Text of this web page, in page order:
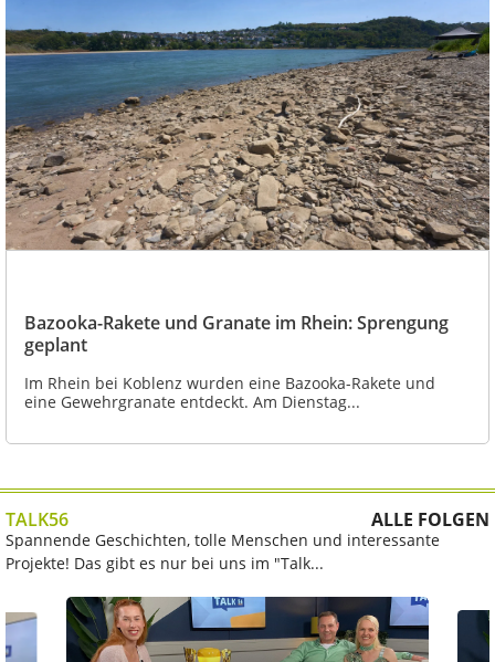
Bazooka-Rakete und Granate im Rhein: Sprengung
geplant
Im Rhein bei Koblenz wurden eine Bazooka-Rakete und
eine Gewehrgranate entdeckt. Am Dienstag...
TALK56 ALLE FOLGEN
Spannende Geschichten, tolle Menschen und interessante
Projekte! Das gibt es nur bei uns im "Talk...